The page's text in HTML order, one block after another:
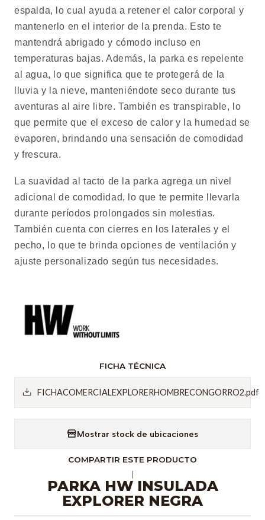
espalda, lo cual ayuda a retener el calor corporal y
mantenerlo en el interior de la prenda. Esto te
mantendrá abrigado y cómodo incluso en
temperaturas bajas. Además, la parka es repelente
al agua, lo que significa que te protegerá de la
lluvia y la nieve, manteniéndote seco durante tus
aventuras al aire libre. También es transpirable, lo
que permite que el exceso de calor y la humedad se
evaporen, brindando una sensación de comodidad
y frescura.
La suavidad al tacto de la parka agrega un nivel
adicional de comodidad, lo que te permite llevarla
durante períodos prolongados sin molestias.
También cuenta con cierres en los laterales y el
pecho, lo que te brinda opciones de ventilación y
ajuste personalizado según tus necesidades.
FICHA TÉCNICA
FICHACOMERCIALEXPLORERHOMBRECONGORRO2.pdf
Mostrar stock de ubicaciones
COMPARTIR ESTE PRODUCTO
PARKA HW INSULADA
EXPLORER NEGRA